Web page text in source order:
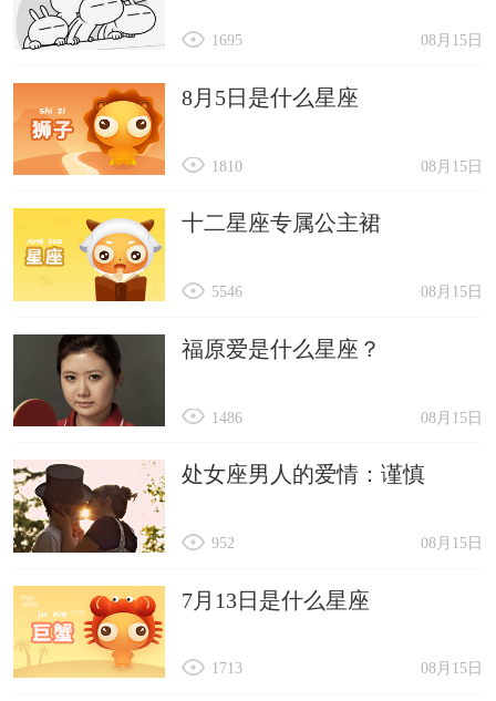
08月15日
1695
8月5日是什么星座
08月15日
1810
十二星座专属公主裙
08月15日
5546
福原爱是什么星座？
08月15日
1486
处女座男人的爱情：谨慎
08月15日
952
7月13日是什么星座
08月15日
1713